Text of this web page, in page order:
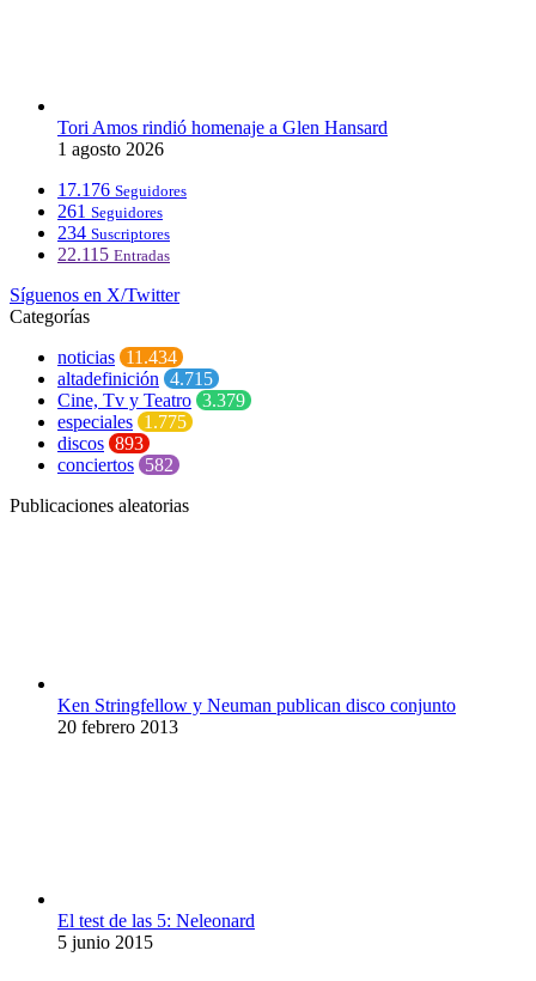
Tori Amos rindió homenaje a Glen Hansard
1 agosto 2026
17.176 Seguidores
261 Seguidores
234 Suscriptores
22.115 Entradas
Síguenos en X/Twitter
Categorías
noticias 11.434
altadefinición 4.715
Cine, Tv y Teatro 3.379
especiales 1.775
discos 893
conciertos 582
Publicaciones aleatorias
Ken Stringfellow y Neuman publican disco conjunto
20 febrero 2013
El test de las 5: Neleonard
5 junio 2015